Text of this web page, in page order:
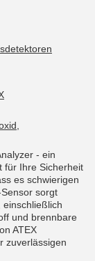
- ein
für Ihre Sicherheit
es schwierigen
sorgt
einschließlich
und brennbare
ATEX
zuverlässigen